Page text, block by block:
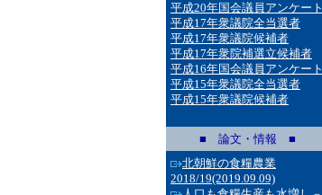
平成20年国会議員アンケート
平成17年衆議院全当選者
平成17年衆議院候補者
平成17年衆院補選立候補者
平成16年国会議員アンケート
平成15年衆議院全当選者
平成15年衆議院候補者
■ 論文・情報 ■
北朝鮮の食糧農業
2018/19(2019.09.09)